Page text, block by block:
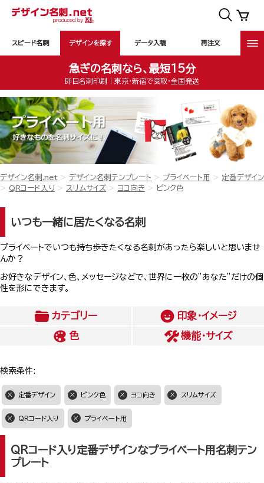
スピード名刺 デザインを探す データ入稿 再注文
急ぎの名刺なら、最短15分
即日名刺印刷｜東京・新宿で受取・全国発送
デザイン名刺.net デザイン名刺テンプレート プライベート用
定番デザイン
QRコード入り
スリムサイズ ヨコ向き ピンク色
いつも一緒に居たくなる名刺
プライベートでいつも持ち歩きたくなる名刺があったら楽しいと思いませ
んか？
お好きなデザイン、色、メッセージなどで、世界に一枚の”あなた”だけの個
性を形にできます。
カテゴリー
印象・イメージ
色
機能・サイズ
検索条件:
定番デザイン ピンク色 ヨコ向き スリムサイズ
QRコード入り プライベート用
QRコード入り定番デザインなプライベート用名刺テン
プレート